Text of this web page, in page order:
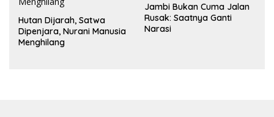
Hutan Dijarah, Satwa
Dipenjara, Nurani Manusia
Menghilang
Jambi Bukan Cuma Jalan
Rusak: Saatnya Ganti
Narasi